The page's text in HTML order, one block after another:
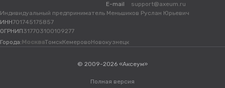
E-mail
support@axeum.ru
Индивидуальный предприниматель Меньшиков Руслан Юрьевич
ИНН701745175857
ОГРНИП317703100109277
Города: МоскваТомскКемеровоНовокузнецк
© 2009-2026 «Аксеум»
Полная версия